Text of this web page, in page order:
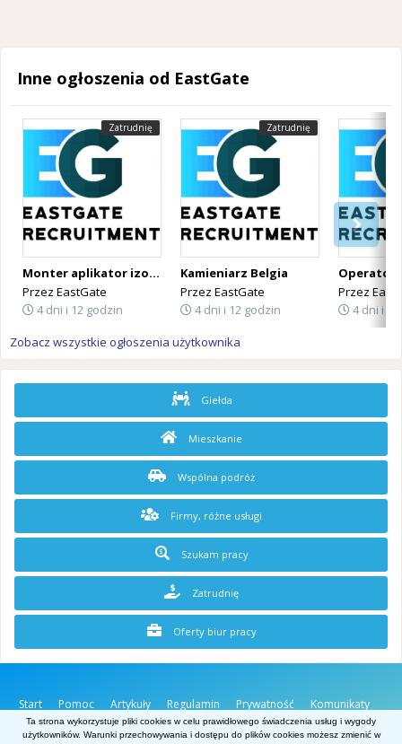
Inne ogłoszenia od EastGate
Zatrudnię
Monter aplikator izolacji PUR Belgia
Przez EastGate
4 dni i 12 godzin
Zatrudnię
Kamieniarz Belgia
Przez EastGate
4 dni i 12 godzin
Przez
4 dni i
Zobacz wszystkie ogłoszenia użytkownika
Giełda
Mieszkanie
Wspólna podróż
Firmy, różne usługi
Szukam pracy
Zatrudnię
Oferty biur pracy
Start Pomoc Artykuły Regulamin Prywatność
Komunikaty
O stronie
Kontakt
Ta strona wykorzystuje pliki cookies w celu prawidłowego świadczenia usług i wygody
użytkowników. Warunki przechowywania i dostępu do plików cookies możesz zmienić w